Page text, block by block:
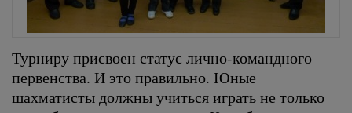
Турниру присвоен статус лично-командного
первенства. И это правильно. Юные
шахматисты должны учиться играть не только